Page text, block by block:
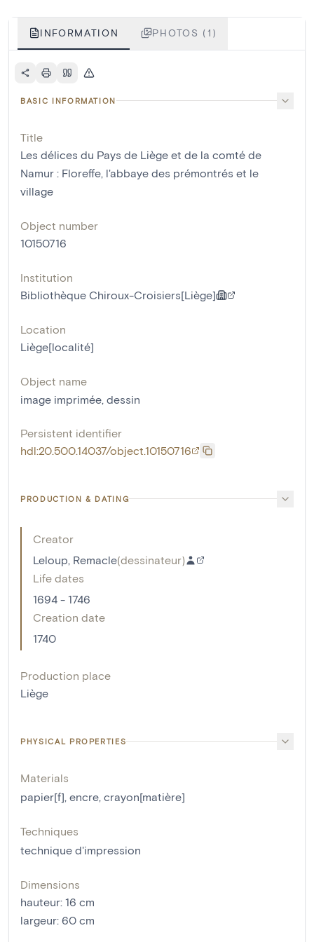
INFORMATION PHOTOS (1)
BASIC INFORMATION
Title
Les délices du Pays de Liège et de la comté de
Namur : Floreffe, l'abbaye des prémontrés et le
village
Object number
10150716
Institution
Bibliothèque Chiroux-Croisiers[Liège]
Location
Liège[localité]
Object name
image imprimée, dessin
Persistent identifier
hdl:20.500.14037/object.10150716
PRODUCTION & DATING
Creator
Leloup, Remacle(dessinateur)
Life dates
1694 - 1746
Creation date
1740
Production place
Liège
PHYSICAL PROPERTIES
Materials
papier[f], encre, crayon[matière]
Techniques
technique d'impression
Dimensions
hauteur: 16 cm
largeur: 60 cm